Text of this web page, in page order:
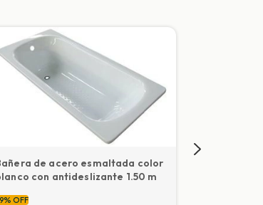
de acero esmaltada color
con antideslizante 1.50 m
9% OFF